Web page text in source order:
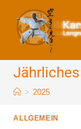
Inhalt
springen
> 2025
ALLGEMEIN